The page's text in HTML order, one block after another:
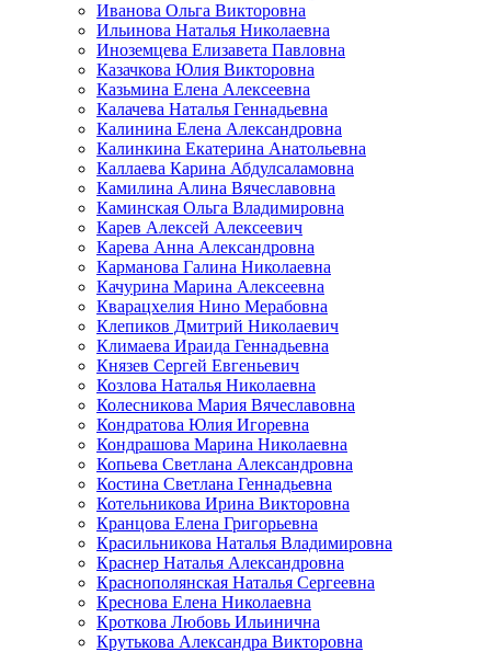
Иванова Ольга Викторовна
Ильинова Наталья Николаевна
Иноземцева Елизавета Павловна
Казачкова Юлия Викторовна
Казьмина Елена Алексеевна
Калачева Наталья Геннадьевна
Калинина Елена Александровна
Калинкина Екатерина Анатольевна
Каллаева Карина Абдулсаламовна
Камилина Алина Вячеславовна
Каминская Ольга Владимировна
Карев Алексей Алексеевич
Карева Анна Александровна
Карманова Галина Николаевна
Качурина Марина Алексеевна
Кварацхелия Нино Мерабовна
Клепиков Дмитрий Николаевич
Климаева Ираида Геннадьевна
Князев Сергей Евгеньевич
Козлова Наталья Николаевна
Колесникова Мария Вячеславовна
Кондратова Юлия Игоревна
Кондрашова Марина Николаевна
Копьева Светлана Александровна
Костина Светлана Геннадьевна
Котельникова Ирина Викторовна
Кранцова Елена Григорьевна
Красильникова Наталья Владимировна
Краснер Наталья Александровна
Краснополянская Наталья Сергеевна
Креснова Елена Николаевна
Кроткова Любовь Ильинична
Крутькова Александра Викторовна